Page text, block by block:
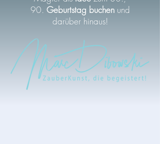
90. Geburtstag buchenund
darüber hinaus!